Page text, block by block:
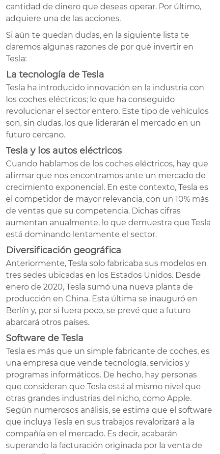
cantidad de dinero que deseas operar. Por último,
adquiere una de las acciones.
Si aún te quedan dudas, en la siguiente lista te
daremos algunas razones de por qué invertir en
Tesla:
La tecnología de Tesla
Tesla ha introducido innovación en la industria con
los coches eléctricos; lo que ha conseguido
revolucionar el sector entero. Este tipo de vehículos
son, sin dudas, los que liderarán el mercado en un
futuro cercano.
Tesla y los autos eléctricos
Cuando hablamos de los coches eléctricos, hay que
afirmar que nos encontramos ante un mercado de
crecimiento exponencial. En este contexto, Tesla es
el competidor de mayor relevancia, con un 10% más
de ventas que su competencia. Dichas cifras
aumentan anualmente, lo que demuestra que Tesla
está dominando lentamente el sector.
Diversificación geográfica
Anteriormente, Tesla solo fabricaba sus modelos en
tres sedes ubicadas en los Estados Unidos. Desde
enero de 2020, Tesla sumó una nueva planta de
producción en China. Esta última se inauguró en
Berlín y, por si fuera poco, se prevé que a futuro
abarcará otros países.
Software de Tesla
Tesla es más que un simple fabricante de coches, es
una empresa que vende tecnología, servicios y
programas informáticos. De hecho, hay personas
que consideran que Tesla está al mismo nivel que
otras grandes industrias del nicho, como Apple.
Según numerosos análisis, se estima que el software
que incluya Tesla en sus trabajos revalorizará a la
compañía en el mercado. Es decir, acabarán
superando la facturación originada por la venta de